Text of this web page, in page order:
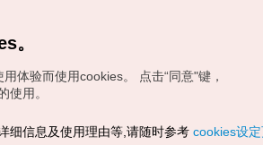
游发展局版权所有
。
体验而使用cookies。
点击“同意"键，
使用。
细信息及使用理由等,请随时参考 cookies设